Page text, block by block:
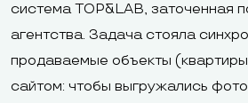
система TOP&LAB, заточенная
агентства. Задача стояла
продаваемые объекты
сайтом: чтобы выгружались